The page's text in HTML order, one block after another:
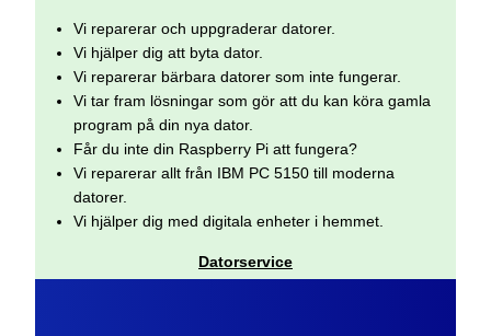
Vi reparerar och uppgraderar datorer.
Vi hjälper dig att byta dator.
Vi reparerar bärbara datorer som inte fungerar.
Vi tar fram lösningar som gör att du kan köra gamla
program på din nya dator.
Får du inte din Raspberry Pi att fungera?
Vi reparerar allt från IBM PC 5150 till moderna
datorer.
Vi hjälper dig med digitala enheter i hemmet.
Datorservice